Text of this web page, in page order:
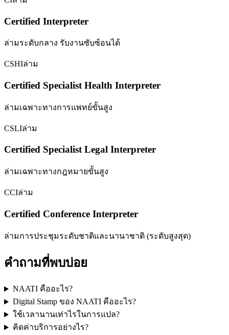
Certified Interpreter
ล่ามระดับกลาง รับงานซับซ้อนได้
CSHIล่าม
Certified Specialist Health Interpreter
ล่ามเฉพาะทางการแพทย์ขั้นสูง
CSLIล่าม
Certified Specialist Legal Interpreter
ล่ามเฉพาะทางกฎหมายขั้นสูง
CCIล่าม
Certified Conference Interpreter
ล่ามการประชุมระดับชาติและนานาชาติ (ระดับสูงสุด)
คำถามที่พบบ่อย
NAATI คืออะไร?
Digital Stamp ของ NAATI คืออะไร?
ใช้เวลานานเท่าไรในการแปล?
คิดค่าบริการอย่างไร?